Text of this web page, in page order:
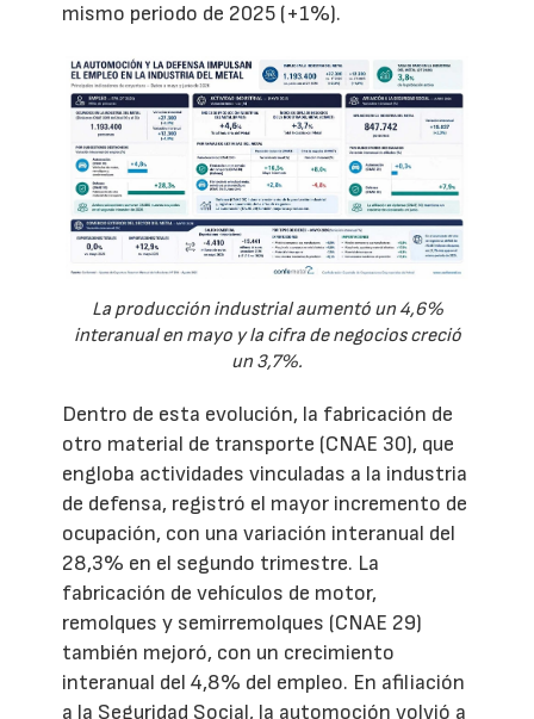
mismo periodo de 2025 (+1%).
La producción industrial aumentó un 4,6%
interanual en mayo y la cifra de negocios creció
un 3,7%.
Dentro de esta evolución, la fabricación de
otro material de transporte (CNAE 30), que
engloba actividades vinculadas a la industria
de defensa, registró el mayor incremento de
ocupación, con una variación interanual del
28,3% en el segundo trimestre. La
fabricación de vehículos de motor,
remolques y semirremolques (CNAE 29)
también mejoró, con un crecimiento
interanual del 4,8% del empleo. En afiliación
a la Seguridad Social, la automoción volvió a